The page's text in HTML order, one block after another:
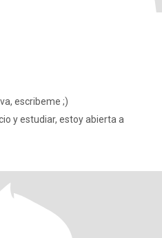
escribeme ;)
y estudiar, estoy abierta a